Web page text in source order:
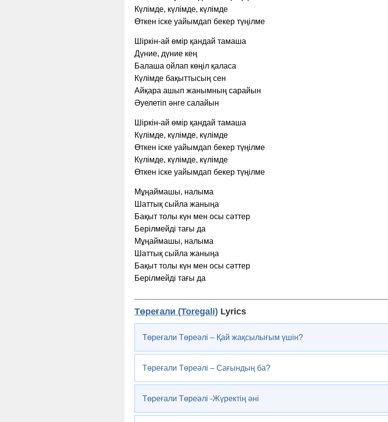
Күлімде, күлімде, күлімде
Өткен іске уайымдап бекер түңілме
Шіркін-ай өмір қандай тамаша
Дүние, дүние кең
Балаша ойлап көңіл қаласа
Күлімде бақыттысың сен
Айқара ашып жанымның сарайын
Әуелетіп әнге салайын
Шіркін-ай өмір қандай тамаша
Күлімде, күлімде, күлімде
Өткен іске уайымдап бекер түңілме
Күлімде, күлімде, күлімде
Өткен іске уайымдап бекер түңілме
Мұңаймашы, налыма
Шаттық сыйла жаныңа
Бақыт толы күн мен осы сәттер
Берілмейді тағы да
Мұңаймашы, налыма
Шаттық сыйла жаныңа
Бақыт толы күн мен осы сәттер
Берілмейді тағы да
Төреғали (Toregali) Lyrics
Төреғали Төреәлі – Қай жақсылығым үшін?
Төреғали Төреәлі – Сағындың ба?
Төреғали Төреәлі -Жүректің әні